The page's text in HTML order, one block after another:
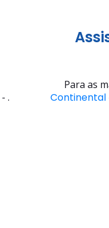
- .
Para as
Continental